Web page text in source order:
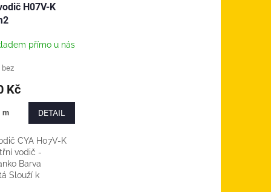
H07V-K
přímo u nás
bez
Kč
m DETAIL
CYA H07V-K
vodič -
Barva
Slouží k